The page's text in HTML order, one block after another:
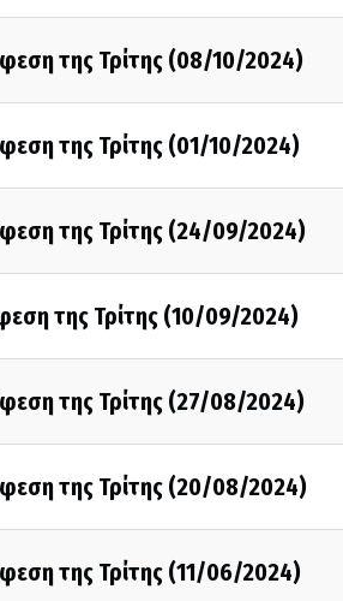
της Τρίτης (08/10/2024)
της Τρίτης (01/10/2024)
της Τρίτης (24/09/2024)
της Τρίτης (10/09/2024)
της Τρίτης (27/08/2024)
της Τρίτης (20/08/2024)
της Τρίτης (11/06/2024)